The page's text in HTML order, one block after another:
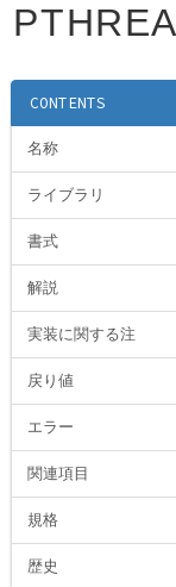
CONTENTS
名称
ライブラリ
書式
解説
実装に関する注
戻り値
エラー
関連項目
規格
歴史